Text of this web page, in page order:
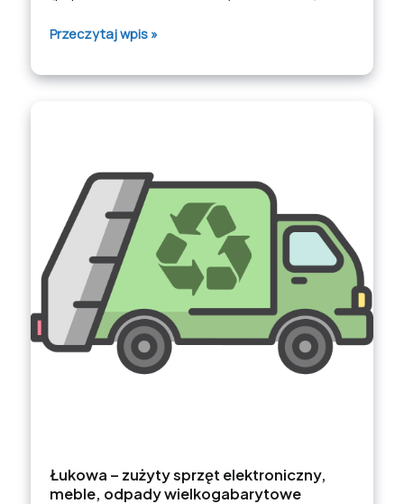
Przeczytaj wpis »
Łukowa – zużyty sprzęt elektroniczny,
meble, odpady wielkogabarytowe